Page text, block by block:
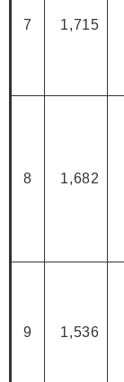
7 1,715
8 1,682
9 1,536